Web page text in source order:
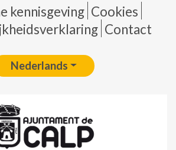
Pie de página
kennisgeving Cookies
Contact
Nederlands